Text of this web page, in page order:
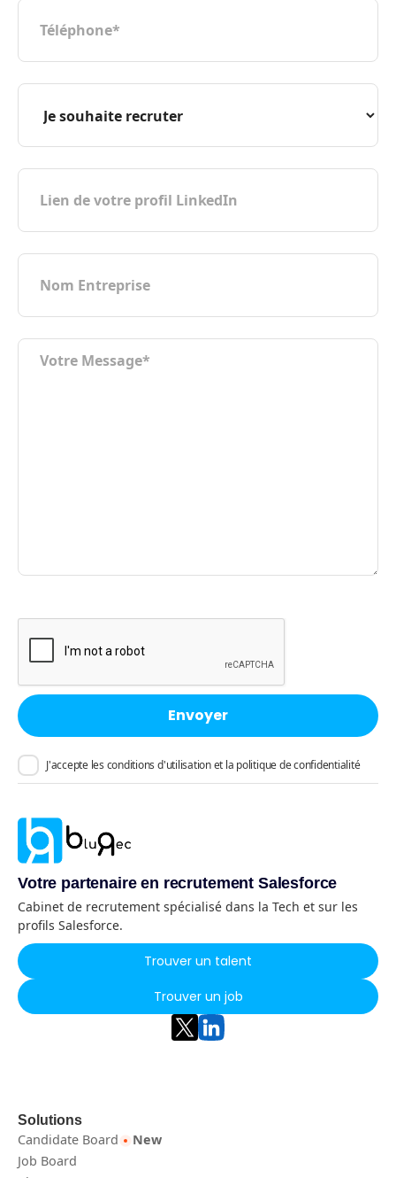
J'accepte les conditions d'utilisation et la politique de confidentialité
Votre partenaire en recrutement Salesforce
Cabinet de recrutement spécialisé dans la Tech et sur les
profils Salesforce.
Trouver un talent
Trouver un job
Solutions
Candidate Board
New
Job Board